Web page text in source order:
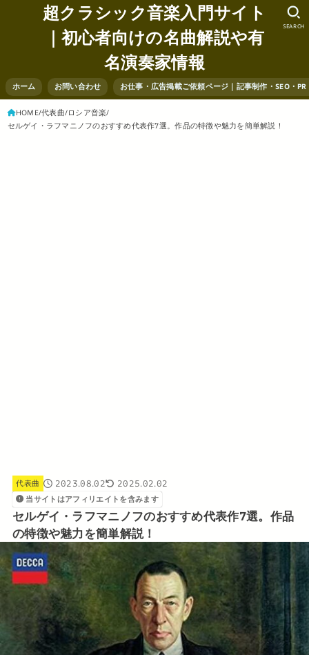
超クラシック音楽入門サイト
｜初心者向けの名曲解説や有
名演奏家情報
ホーム お問い合わせ お仕事・広告掲載ご依頼ページ｜記事制作・SEO・
SEARCH
HOME 代表曲 ロシア音楽
セルゲイ・ラフマニノフのおすすめ代表作7選。作品の特徴や魅力を簡単解説！
代表曲 2023.08.02 2025.02.02
当サイトはアフィリエイトを含みます
セルゲイ・ラフマニノフのおすすめ代表作7選。作品
の特徴や魅力を簡単解説！